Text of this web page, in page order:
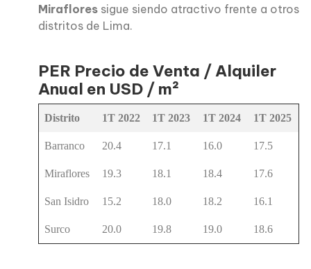
Miraflores sigue siendo atractivo frente a otros
distritos de Lima.
PER Precio de Venta / Alquiler
Anual en USD / m²
Distrito 1T 2022 1T 2023 1T 2024 1T 2025
Barranco 20.4 17.1 16.0 17.5
Miraflores 19.3 18.1 18.4 17.6
San Isidro 15.2 18.0 18.2 16.1
Surco 20.0 19.8 19.0 18.6